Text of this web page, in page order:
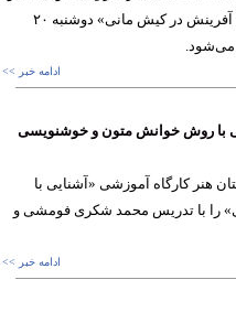
بررسی كتاب «اسطوره آفرینش در كیش مانی» دوشنبه ۲۰
ادامه خبر >>
با روش خوانش متون و خوشنویسی
کارگاه آموزشی «آشنایی با
با تدریس محمد شكری فومشی و
ادامه خبر >>